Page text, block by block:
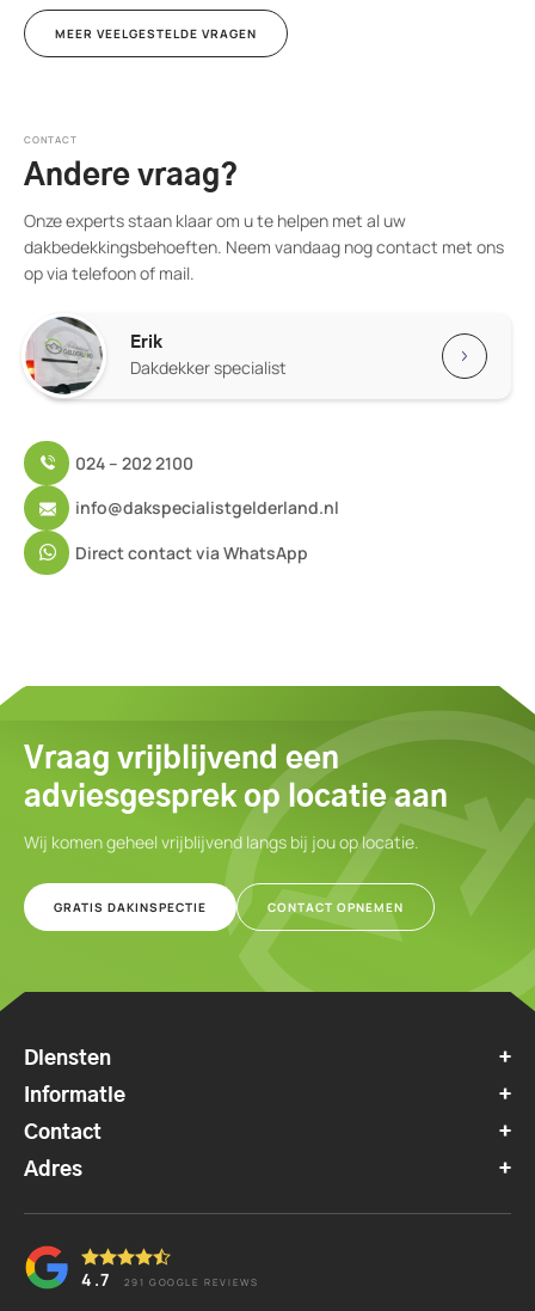
MEER VEELGESTELDE VRAGEN
CONTACT
Andere vraag?
Onze experts staan klaar om u te helpen met al uw
dakbedekkingsbehoeften. Neem vandaag nog contact met ons
op via telefoon of mail.
Erik
Dakdekker specialist
024 – 202 2100
info@dakspecialistgelderland.nl
Direct contact via WhatsApp
Vraag vrijblijvend een
adviesgesprek op locatie aan
Wij komen geheel vrijblijvend langs bij jou op locatie.
GRATIS DAKINSPECTIE CONTACT OPNEMEN
Diensten
Informatie
Contact
Adres
4.7 291 GOOGLE REVIEWS